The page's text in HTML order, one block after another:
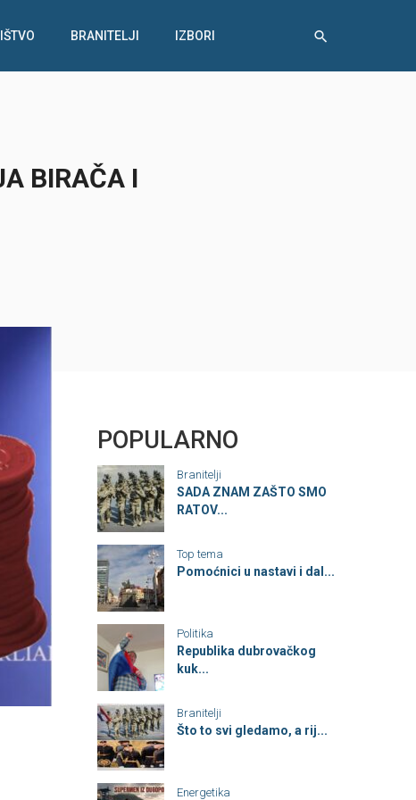
BRANITELJI IZBORI
BIRAČA I
POPULARNO
Branitelji
SADA ZNAM ZAŠTO SMO
RATOV...
Top tema
Pomoćnici u nastavi i dal...
Politika
Republika dubrovačkog
kuk...
Branitelji
Što to svi gledamo, a rij...
Energetika